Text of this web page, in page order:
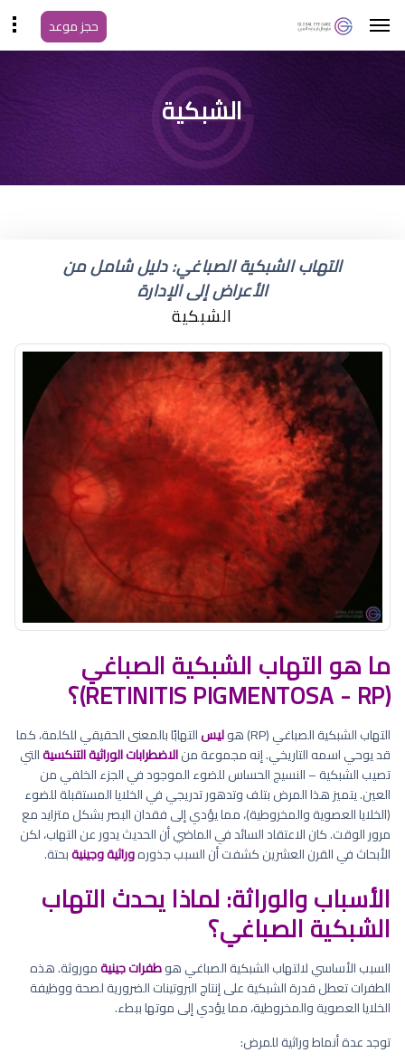
حجز موعد
الشبكية
التهاب الشبكية الصباغي: دليل شامل من
الأعراض إلى الإدارة
الشبكية
ما هو التهاب الشبكية الصباغي
(RETINITIS PIGMENTOSA - RP)؟
التهاب الشبكية الصباغي (RP) هو ليسالتهابًا بالمعنى الحقيقي للكلمة، كما
قد يوحي اسمه التاريخي. إنه مجموعة منالاضطرابات الوراثية التنكسيةالتي
تصيب الشبكية – النسيج الحساس للضوء الموجود في الجزء الخلفي من
العين. يتميز هذا المرض بتلف وتدهور تدريجي في الخلايا المستقبلة للضوء
(الخلايا العصوية والمخروطية)، مما يؤدي إلى فقدان البصر بشكل متزايد مع
مرور الوقت. كان الاعتقاد السائد في الماضي أن الحديث يدور عن التهاب، لكن
الأبحاث في القرن العشرين كشفت أن السبب جذورهوراثية وجينيةبحتة.
الأسباب والوراثة: لماذا يحدث التهاب
الشبكية الصباغي؟
السبب الأساسي لالتهاب الشبكية الصباغي هوطفرات جينيةموروثة. هذه
الطفرات تعطل قدرة الشبكية على إنتاج البروتينات الضرورية لصحة ووظيفة
الخلايا العصوية والمخروطية، مما يؤدي إلى موتها ببطء.
توجد عدة أنماط وراثية للمرض: